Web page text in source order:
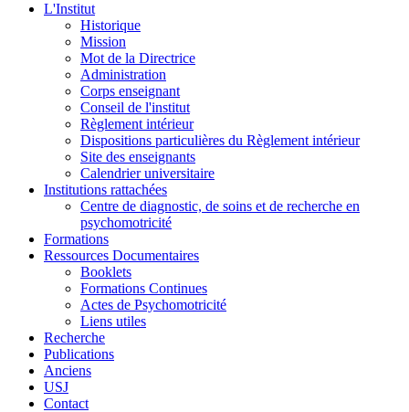
L'Institut
Historique
Mission
Mot de la Directrice
Administration
Corps enseignant
Conseil de l'institut
Règlement intérieur
Dispositions particulières du Règlement intérieur
Site des enseignants
Calendrier universitaire
Institutions rattachées
Centre de diagnostic, de soins et de recherche en
psychomotricité
Formations
Ressources Documentaires
Booklets
Formations Continues
Actes de Psychomotricité
Liens utiles
Recherche
Publications
Anciens
USJ
Contact